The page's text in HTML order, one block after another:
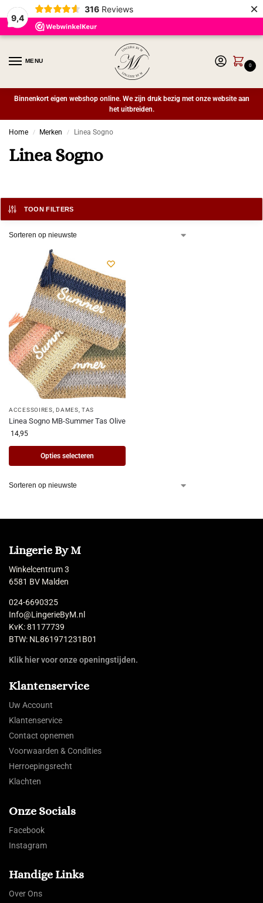
9,4
316 Reviews ×
MENU
0
Binnenkort eigen webshop online. We zijn druk bezig met onze website aan
het uitbreiden.
Home / Merken / Linea Sogno
Linea Sogno
TOON FILTERS
ACCESSOIRES ,DAMES ,TAS
Linea Sogno MB-Summer Tas Olive
14,95
Opties selecteren
Lingerie By M
Winkelcentrum 3
6581 BV Malden
024-6690325
Info@LingerieByM.nl
KvK: 81177739
BTW: NL861971231B01
Klik hier voor onze openingstijden.
Klantenservice
Uw Account
Klantenservice
Contact opnemen
Voorwaarden & Condities
Herroepingsrecht
Klachten
Onze Socials
Facebook
Instagram
Handige Links
Over Ons